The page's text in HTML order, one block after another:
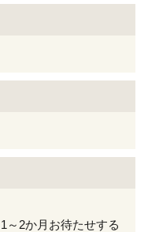
2か月お待たせする